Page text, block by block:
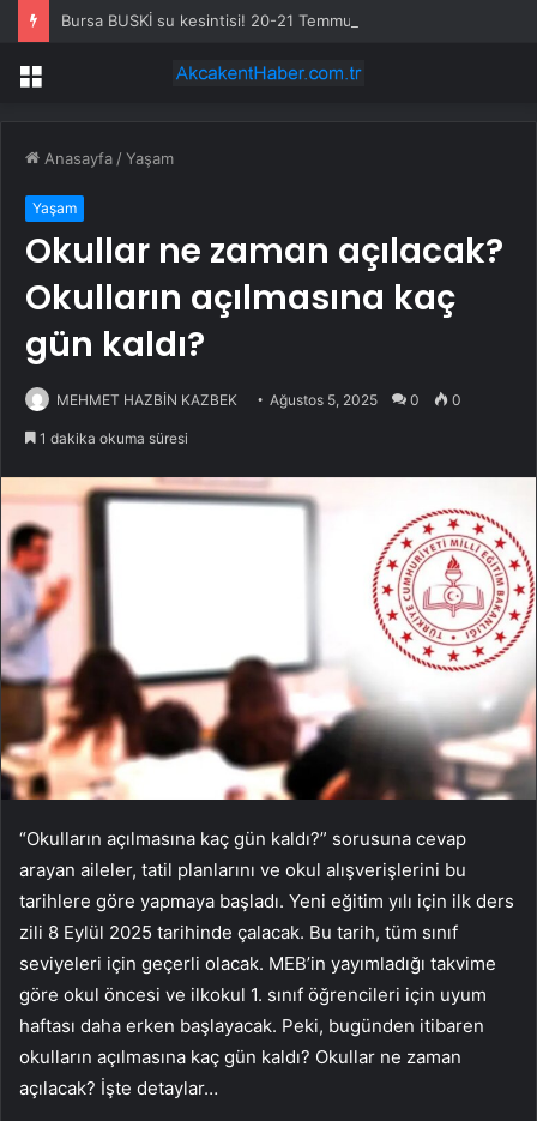
Menü
Anasayfa /Yaşam
Yaşam
Okullar ne zaman açılacak?
Okulların açılmasına kaç
gün kaldı?
MEHMET HAZBİN KAZBEK Ağustos 5, 2025 0 0
1 dakika okuma süresi
“Okulların açılmasına kaç gün kaldı?” sorusuna cevap
arayan aileler, tatil planlarını ve okul alışverişlerini bu
tarihlere göre yapmaya başladı. Yeni eğitim yılı için ilk ders
zili 8 Eylül 2025 tarihinde çalacak. Bu tarih, tüm sınıf
seviyeleri için geçerli olacak. MEB’in yayımladığı takvime
göre okul öncesi ve ilkokul 1. sınıf öğrencileri için uyum
haftası daha erken başlayacak. Peki, bugünden itibaren
okulların açılmasına kaç gün kaldı? Okullar ne zaman
açılacak? İşte detaylar…